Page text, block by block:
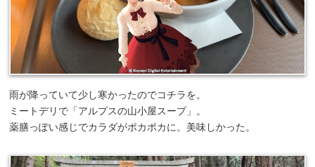
雨が降っていて少し寒かったのでコチラを。
ミートデリで「アルプスの山小屋スープ」。
薬膳っぽい感じでカラダがポカポカに。美味しかった。